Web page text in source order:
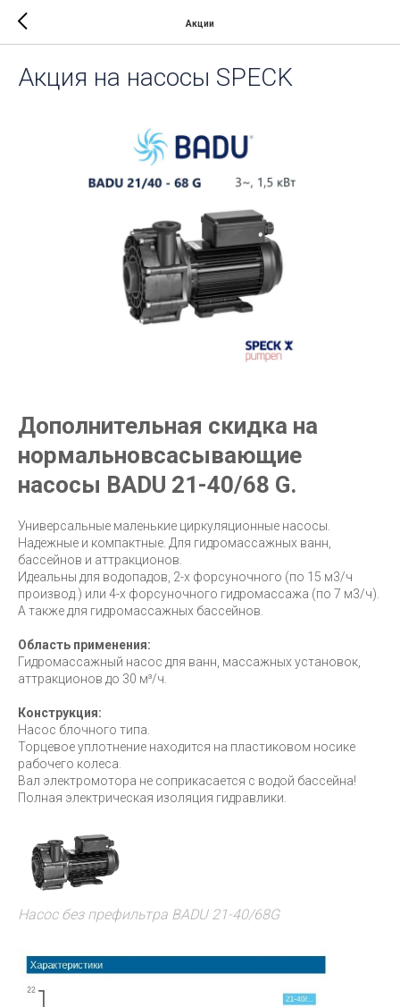
Акции
Акция на насосы SPECK
Дополнительная скидка на
нормальновсасывающие
насосы BADU 21-40/68 G.
Универсальные маленькие циркуляционные насосы.
Надежные и компактные. Для гидромассажных ванн,
бассейнов и аттракционов.
Идеальны для водопадов, 2-х форсуночного (по 15 м3/ч
производ.) или 4-х форсуночного гидромассажа (по 7 м3/ч).
А также для гидромассажных бассейнов.
Область применения:
Гидромассажный насос для ванн, массажных установок,
аттракционов до 30 м³/ч.
Конструкция:
Насос блочного типа.
Торцевое уплотнение находится на пластиковом носике
рабочего колеса.
Вал электромотора не соприкасается с водой бассейна!
Полная электрическая изоляция гидравлики.
Насос без префильтра BADU 21-40/68G